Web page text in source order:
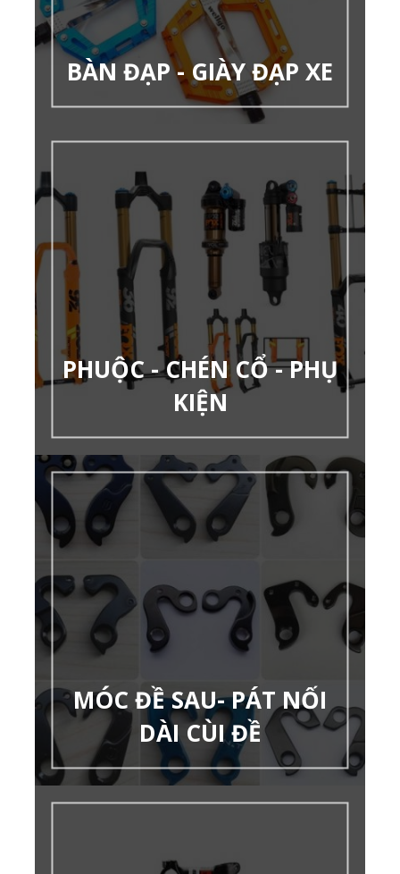
BÀN ĐẠP - GIÀY ĐẠP XE
PHUỘC - CHÉN CỔ - PHỤ
KIỆN
MÓC ĐỀ SAU- PÁT NỐI
DÀI CÙI ĐỀ